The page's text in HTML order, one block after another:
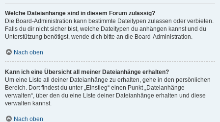
Welche Dateianhänge sind in diesem Forum zulässig?
Die Board-Administration kann bestimmte Dateitypen zulassen oder verbieten.
Falls du dir nicht sicher bist, welche Dateitypen du anhängen kannst und du
Unterstützung benötigst, wende dich bitte an die Board-Administration.
Nach oben
Kann ich eine Übersicht all meiner Dateianhänge erhalten?
Um eine Liste all deiner Dateianhänge zu erhalten, gehe in den persönlichen
Bereich. Dort findest du unter „Einstieg“ einen Punkt „Dateianhänge
verwalten“, über den du eine Liste deiner Dateianhänge erhalten und diese
verwalten kannst.
Nach oben